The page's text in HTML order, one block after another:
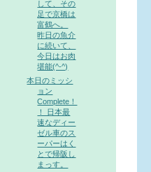
して、その
足で京橋は
富鶴へ。
昨日の魚介
に続いて、
今日はお肉
堪能(^-^)
本日のミッシ
ョン
Complete！
！ 日本最
速なディー
ゼル車のス
ーパーはく
とで帰阪し
まっす。